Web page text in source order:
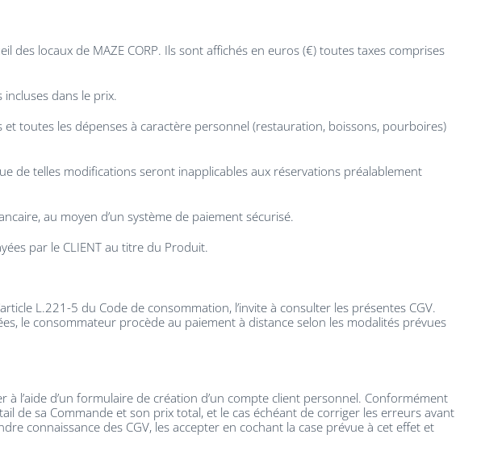
des locaux de MAZE CORP. Ils sont affichés en euros (€) toutes taxes comprises
dans le prix.
toutes les dépenses à caractère personnel (restauration, boissons, pourboires)
de telles modifications seront inapplicables aux réservations préalablement
au moyen d’un système de paiement sécurisé.
par le CLIENT au titre du Produit.
L.221-5 du Code de consommation, l’invite à consulter les présentes CGV.
le consommateur procède au paiement à distance selon les modalités prévues
l’aide d’un formulaire de création d’un compte client personnel. Conformément
de sa Commande et son prix total, et le cas échéant de corriger les erreurs avant
connaissance des CGV, les accepter en cochant la case prévue à cet effet et